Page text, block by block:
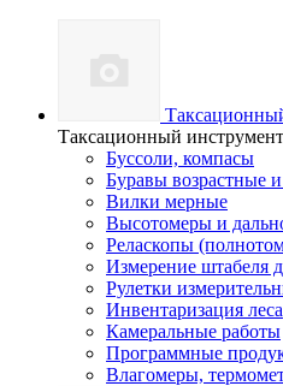
Таксационный инструмент
Буссоли, компасы
Буравы возрастные
Вилки мерные
Высотомеры и
Реласкопы
Измерение штабеля
Рулетки
Инвентаризация леса
Камеральные работы
Программные
Влагомеры,